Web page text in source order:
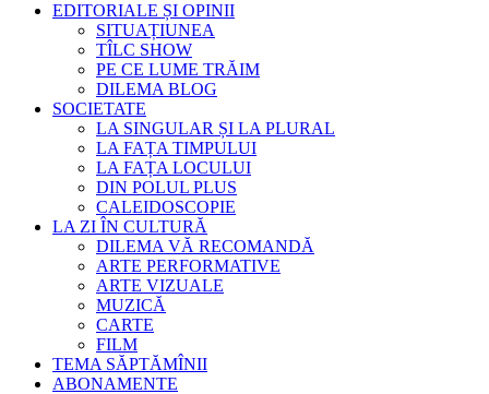
EDITORIALE ȘI OPINII
SITUAȚIUNEA
TÎLC SHOW
PE CE LUME TRĂIM
DILEMA BLOG
SOCIETATE
LA SINGULAR ȘI LA PLURAL
LA FAȚA TIMPULUI
LA FAȚA LOCULUI
DIN POLUL PLUS
CALEIDOSCOPIE
LA ZI ÎN CULTURĂ
DILEMA VĂ RECOMANDĂ
ARTE PERFORMATIVE
ARTE VIZUALE
MUZICĂ
CARTE
FILM
TEMA SĂPTĂMÎNII
ABONAMENTE